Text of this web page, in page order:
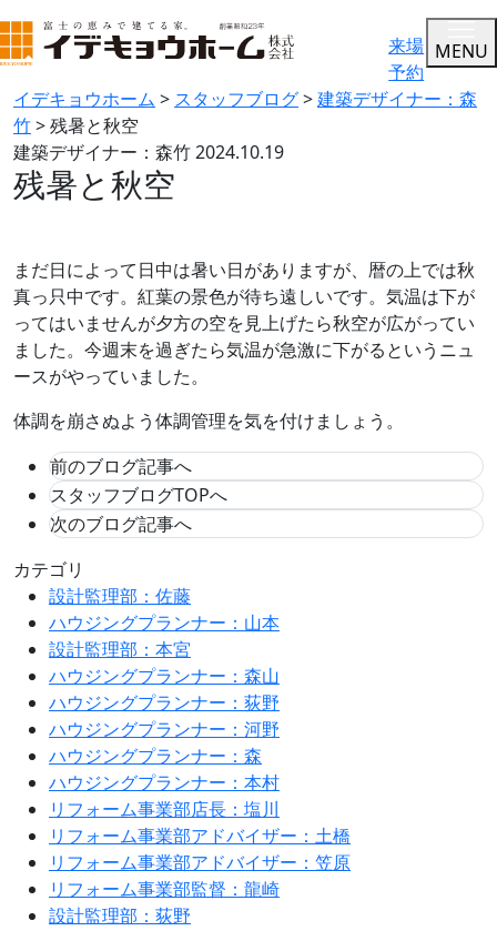
来場
予約
MENU
イデキョウホーム > スタッフブログ>建築デザイナー：森
竹>残暑と秋空
建築デザイナー：森竹2024.10.19
残暑と秋空
まだ日によって日中は暑い日がありますが、暦の上では秋
真っ只中です。紅葉の景色が待ち遠しいです。気温は下が
ってはいませんが夕方の空を見上げたら秋空が広がってい
ました。今週末を過ぎたら気温が急激に下がるというニュ
ースがやっていました。
体調を崩さぬよう体調管理を気を付けましょう。
前のブログ記事へ
スタッフブログTOPへ
次のブログ記事へ
カテゴリ
設計監理部：佐藤
ハウジングプランナー：山本
設計監理部：本宮
ハウジングプランナー：森山
ハウジングプランナー：荻野
ハウジングプランナー：河野
ハウジングプランナー：森
ハウジングプランナー：本村
リフォーム事業部店長：塩川
リフォーム事業部アドバイザー：土橋
リフォーム事業部アドバイザー：笠原
リフォーム事業部監督：龍崎
設計監理部：荻野